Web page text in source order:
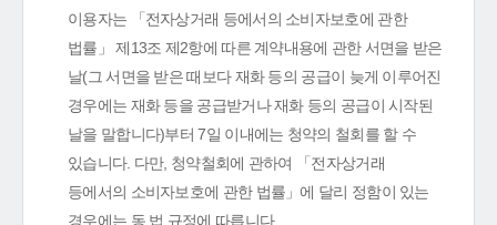
이용자는 「전자상거래 등에서의 소비자보호에 관한
법률」 제13조 제2항에 따른 계약내용에 관한 서면을 받은
날(그 서면을 받은 때보다 재화 등의 공급이 늦게 이루어진
경우에는 재화 등을 공급받거나 재화 등의 공급이 시작된
날을 말합니다)부터 7일 이내에는 청약의 철회를 할 수
있습니다. 다만, 청약철회에 관하여 「전자상거래
등에서의 소비자보호에 관한 법률」에 달리 정함이 있는
경우에는 동 법 규정에 따릅니다.